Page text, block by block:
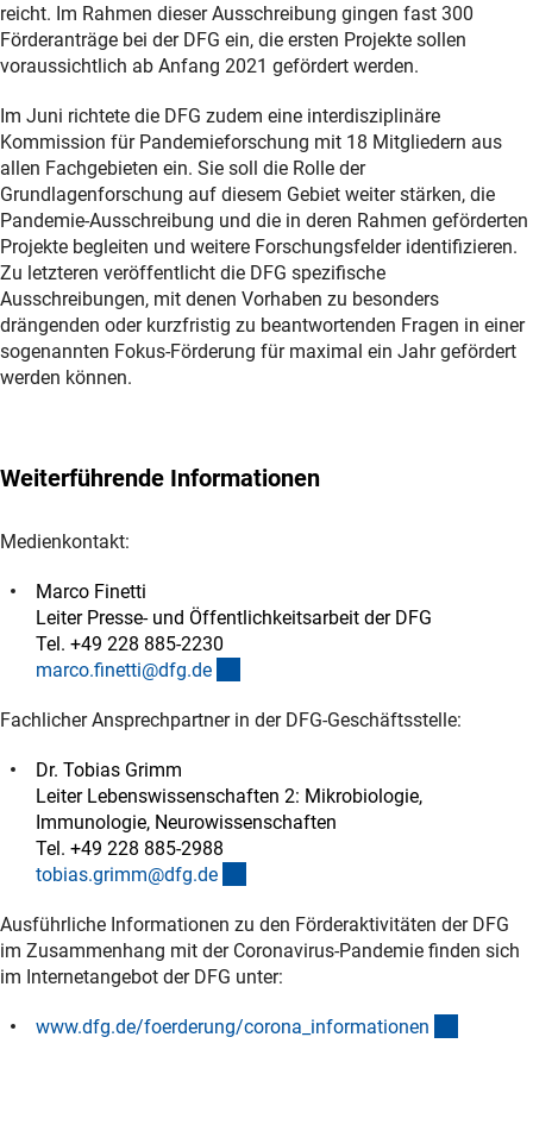
reicht. Im Rahmen dieser Ausschreibung gingen fast 300
Förderanträge bei der DFG ein, die ersten Projekte sollen
voraussichtlich ab Anfang 2021 gefördert werden.
Im Juni richtete die DFG zudem eine interdisziplinäre
Kommission für Pandemieforschung mit 18 Mitgliedern aus
allen Fachgebieten ein. Sie soll die Rolle der
Grundlagenforschung auf diesem Gebiet weiter stärken, die
Pandemie-Ausschreibung und die in deren Rahmen geförderten
Projekte begleiten und weitere Forschungsfelder identifizieren.
Zu letzteren veröffentlicht die DFG spezifische
Ausschreibungen, mit denen Vorhaben zu besonders
drängenden oder kurzfristig zu beantwortenden Fragen in einer
sogenannten Fokus-Förderung für maximal ein Jahr gefördert
werden können.
Weiterführende Informationen
Medienkontakt:
Marco Finetti
Leiter Presse- und Öffentlichkeitsarbeit der DFG
Tel. +49 228 885-2230
marco.finetti@dfg.de
Fachlicher Ansprechpartner in der DFG-Geschäftsstelle:
Dr. Tobias Grimm
Leiter Lebenswissenschaften 2: Mikrobiologie,
Immunologie, Neurowissenschaften
Tel. +49 228 885-2988
tobias.grimm@dfg.de
Ausführliche Informationen zu den Förderaktivitäten der DFG
im Zusammenhang mit der Coronavirus-Pandemie finden sich
im Internetangebot der DFG unter:
www.dfg.de/foerderung/corona_informationen